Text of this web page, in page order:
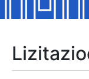
Erakutsi/